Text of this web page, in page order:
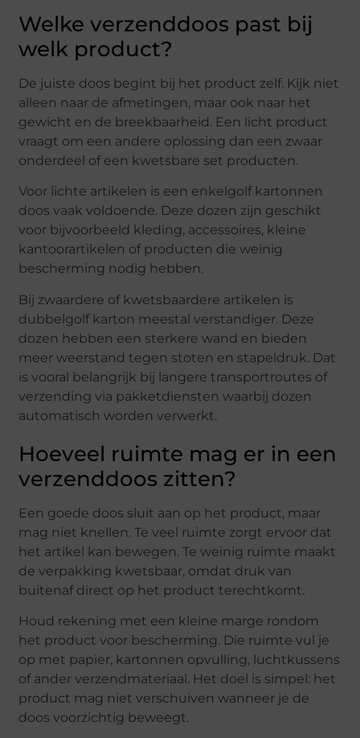
Welke verzenddoos past bij
welk product?
De juiste doos begint bij het product zelf. Kijk niet
alleen naar de afmetingen, maar ook naar het
gewicht en de breekbaarheid. Een licht product
vraagt om een andere oplossing dan een zwaar
onderdeel of een kwetsbare set producten.
Voor lichte artikelen is een enkelgolf kartonnen
doos vaak voldoende. Deze dozen zijn geschikt
voor bijvoorbeeld kleding, accessoires, kleine
kantoorartikelen of producten die weinig
bescherming nodig hebben.
Bij zwaardere of kwetsbaardere artikelen is
dubbelgolf karton meestal verstandiger. Deze
dozen hebben een sterkere wand en bieden
meer weerstand tegen stoten en stapeldruk. Dat
is vooral belangrijk bij langere transportroutes of
verzending via pakketdiensten waarbij dozen
automatisch worden verwerkt.
Hoeveel ruimte mag er in een
verzenddoos zitten?
Een goede doos sluit aan op het product, maar
mag niet knellen. Te veel ruimte zorgt ervoor dat
het artikel kan bewegen. Te weinig ruimte maakt
de verpakking kwetsbaar, omdat druk van
buitenaf direct op het product terechtkomt.
Houd rekening met een kleine marge rondom
het product voor bescherming. Die ruimte vul je
op met papier, kartonnen opvulling, luchtkussens
of ander verzendmateriaal. Het doel is simpel: het
product mag niet verschuiven wanneer je de
doos voorzichtig beweegt.